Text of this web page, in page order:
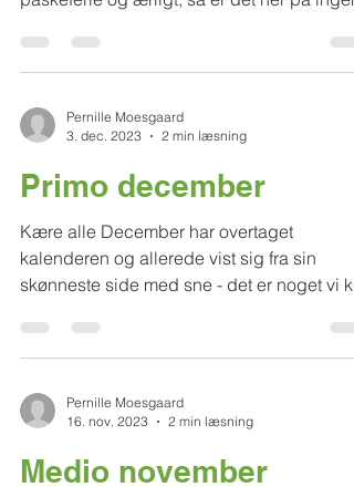
hilsen fra mig. Inden længe ringer klokken
påskeferie og ærligt, så er det her på
3. dec. 2023
2 min læsning
Primo december
Kære alle December har overtaget
kalenderen og allerede vist sig fra sin
skønneste side med sne - det er noget vi
16. nov. 2023
2 min læsning